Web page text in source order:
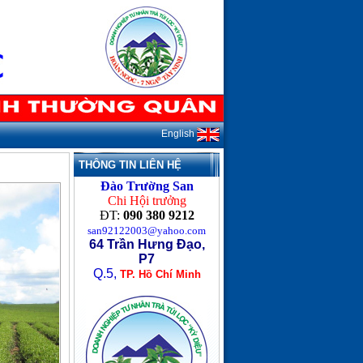
English
THÔNG TIN LIÊN HỆ
Đào Trường San
Chi Hội trưởng
ĐT: 090 380 9212
san92122003@yahoo.com
64 Trần Hưng Đạo,
P7
Q.5, TP. Hồ Chí Minh